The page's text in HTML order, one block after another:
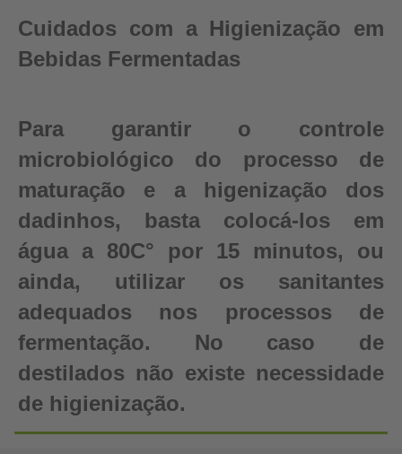
Cuidados com a Higienização em
Bebidas Fermentadas
Para garantir o controle
microbiológico do processo de
maturação e a higenização dos
dadinhos, basta colocá-los em
água a 80C° por 15 minutos, ou
ainda, utilizar os sanitantes
adequados nos processos de
fermentação. No caso de
destilados não existe necessidade
de higienização.